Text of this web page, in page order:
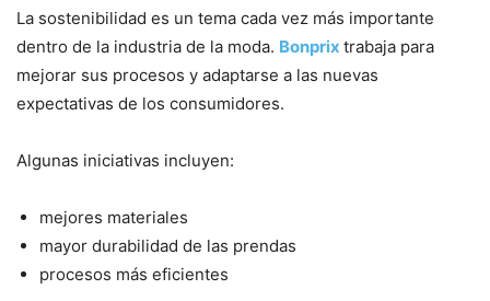
La sostenibilidad es un tema cada vez más importante
dentro de la industria de la moda. Bonprix trabaja para
mejorar sus procesos y adaptarse a las nuevas
expectativas de los consumidores.
Algunas iniciativas incluyen:
mejores materiales
mayor durabilidad de las prendas
procesos más eficientes